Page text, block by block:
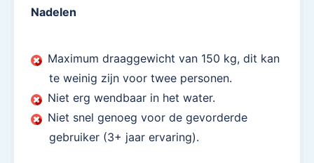
Nadelen
Maximum draaggewicht van 150 kg, dit kan
te weinig zijn voor twee personen.
Niet erg wendbaar in het water.
Niet snel genoeg voor de gevorderde
gebruiker (3+ jaar ervaring).